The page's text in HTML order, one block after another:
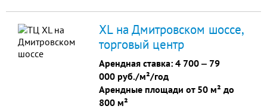
отличная видимость, рекламные
возможности, хороший
пешеходный и автомобильный
трафик. возможность разгрузки/
погрузки товаров и оборудования.
В шаговой дост...
XL на Дмитровском шоссе,
торговый центр
Арендная ставка: 4 700 ‒ 79
000 руб./м²/год
Арендные площади от 50 м² до
800 м²